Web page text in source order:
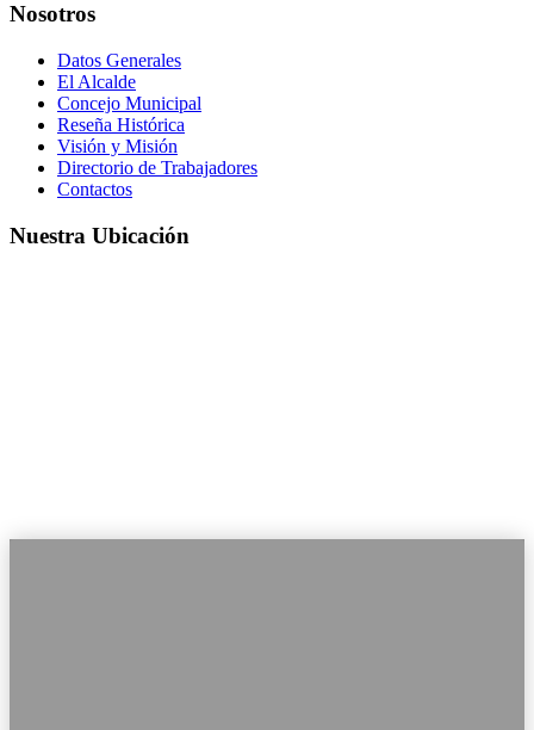
Nosotros
Datos Generales
El Alcalde
Concejo Municipal
Reseña Histórica
Visión y Misión
Directorio de Trabajadores
Contactos
Nuestra Ubicación